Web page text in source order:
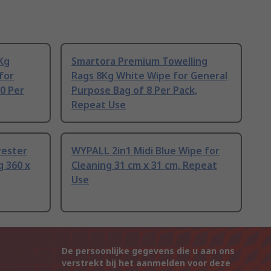
Per
Smartora Premium Towelling
Rags 8Kg White Wipe for General
Purpose Bag of 8 Per Pack,
Repeat Use
360 x
WYPALL 2in1 Midi Blue Wipe for
Cleaning 31 cm x 31 cm, Repeat
Use
De persoonlijke gegevens die u aan ons
verstrekt bij het aanmelden voor deze